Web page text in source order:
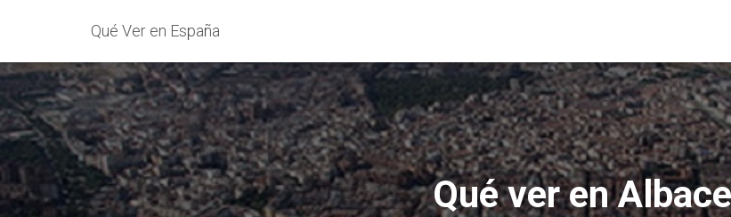
Qué Ver en España
Qué ver en